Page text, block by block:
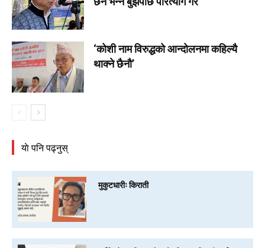
‘कोशी नाम विरुद्धको आन्दोलनमा कहिल्यै
थाक्ने छैनौ’
याे पनि पढ्नुस्
मुकुटधारीः किराती